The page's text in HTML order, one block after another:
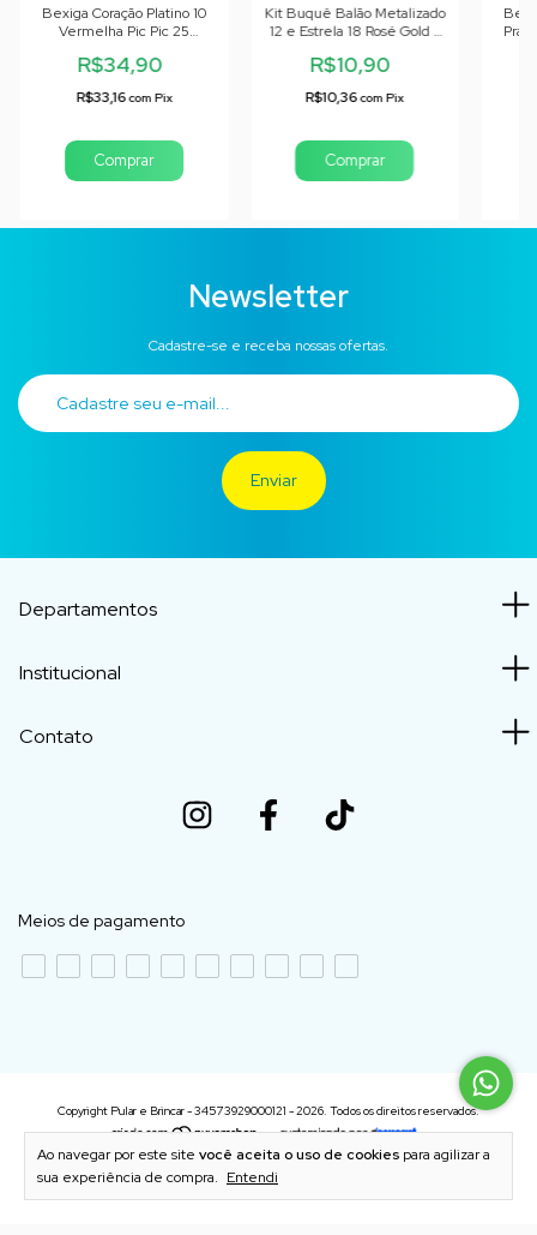
Ao navegar por este site você aceita o uso de cookies para agilizar a
sua experiência de compra. Entendi
Bexiga Coração Platino 10
Vermelha Pic Pic 25
R$34,90
R$33,16com Pix
Kit Buquê Balão Metalizado
12 e Estrela 18 Rosé Gold -
R$10,90
R$10,36com Pix
Newsletter
Cadastre-se e receba nossas ofertas.
Departamentos
Institucional
Contato
Meios de pagamento
Copyright Pular e Brincar - 34573929000121 - 2026. Todos os direitos reservados.